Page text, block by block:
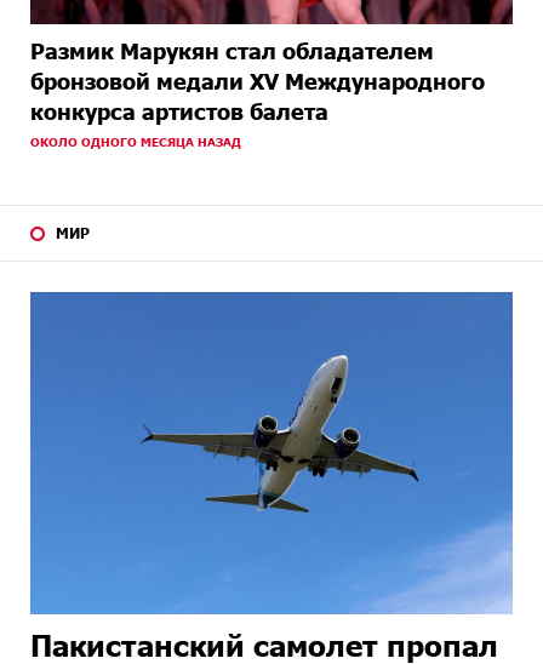
Размик Марукян стал обладателем
бронзовой медали XV Международного
конкурса артистов балета
ОКОЛО ОДНОГО МЕСЯЦА НАЗАД
МИР
Пакистанский самолет пропал